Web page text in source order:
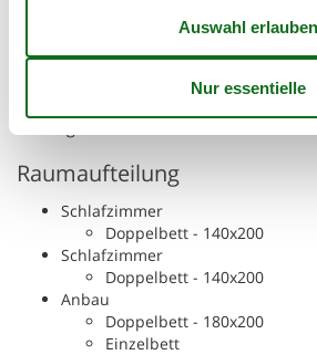
mit dem Fahrrad erkunden und die
genießen, die nur das Kattegat zu bieten
Denken Sie daran, dass Sie bei
, Hochstühle und Kinderbetten
Raumaufteilung
Schlafzimmer
Doppelbett - 140x200
Schlafzimmer
Doppelbett - 140x200
Anbau
Doppelbett - 180x200
Einzelbett